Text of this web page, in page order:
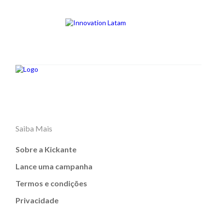
Saiba Mais
Sobre a Kickante
Lance uma campanha
Termos e condições
Privacidade